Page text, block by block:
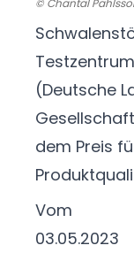
© Chantal
(Deutsche
dem Preis
Vom
03.05.2023